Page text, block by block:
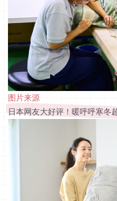
图片来源
日本网友大好评！暖呼呼寒冬